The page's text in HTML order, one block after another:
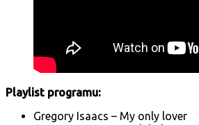
Playlist programu:
Gregory Isaacs – My only lover